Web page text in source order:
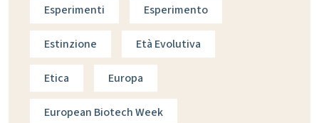
Esperimenti Esperimento
Estinzione Età Evolutiva
Etica Europa
European Biotech Week